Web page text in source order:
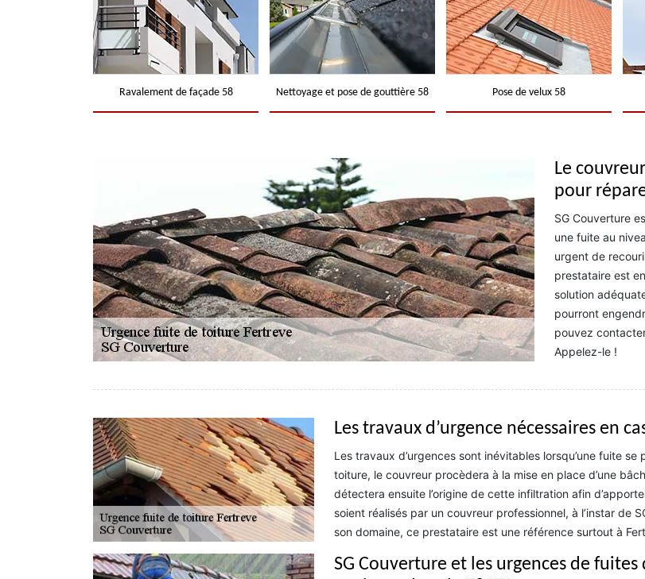
Ravalement de façade 58 Nettoyage et pose de gouttière 58 Pose de velux 58
Le
pour
SG Couverture
une fuite au
urgent de
prestataire est
solution
pourront
pouvez
Appelez-le !
Les travaux d’urgence nécessaires en
Les travaux d’urgences sont inévitables lorsqu’une fuite
toiture, le couvreur procèdera à la mise en place d’une
détectera ensuite l’origine de cette infiltration afin
soient réalisés par un couvreur professionnel, à l’instar de
son domaine, ce prestataire est une référence surtout à
SG Couverture et les urgences de